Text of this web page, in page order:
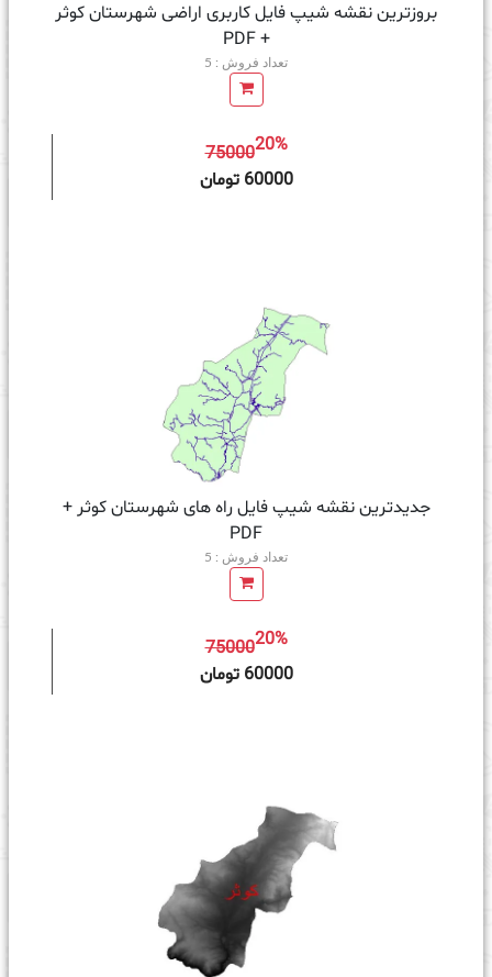
بروزترین نقشه شیپ فایل کاربری اراضی شهرستان کوثر
+ PDF
تعداد فروش : 5
7500020%
60000 تومان
جدیدترین نقشه شیپ فایل راه های شهرستان کوثر +
PDF
تعداد فروش : 5
7500020%
60000 تومان